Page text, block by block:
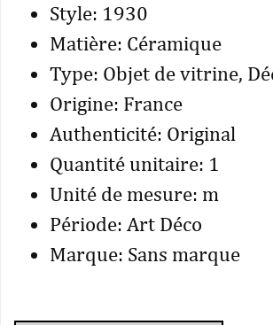
Style: 1930
Matière: Céramique
Type: Objet de vitrine,
Origine: France
Authenticité: Original
Quantité unitaire: 1
Unité de mesure: m
Période: Art Déco
Marque: Sans marque